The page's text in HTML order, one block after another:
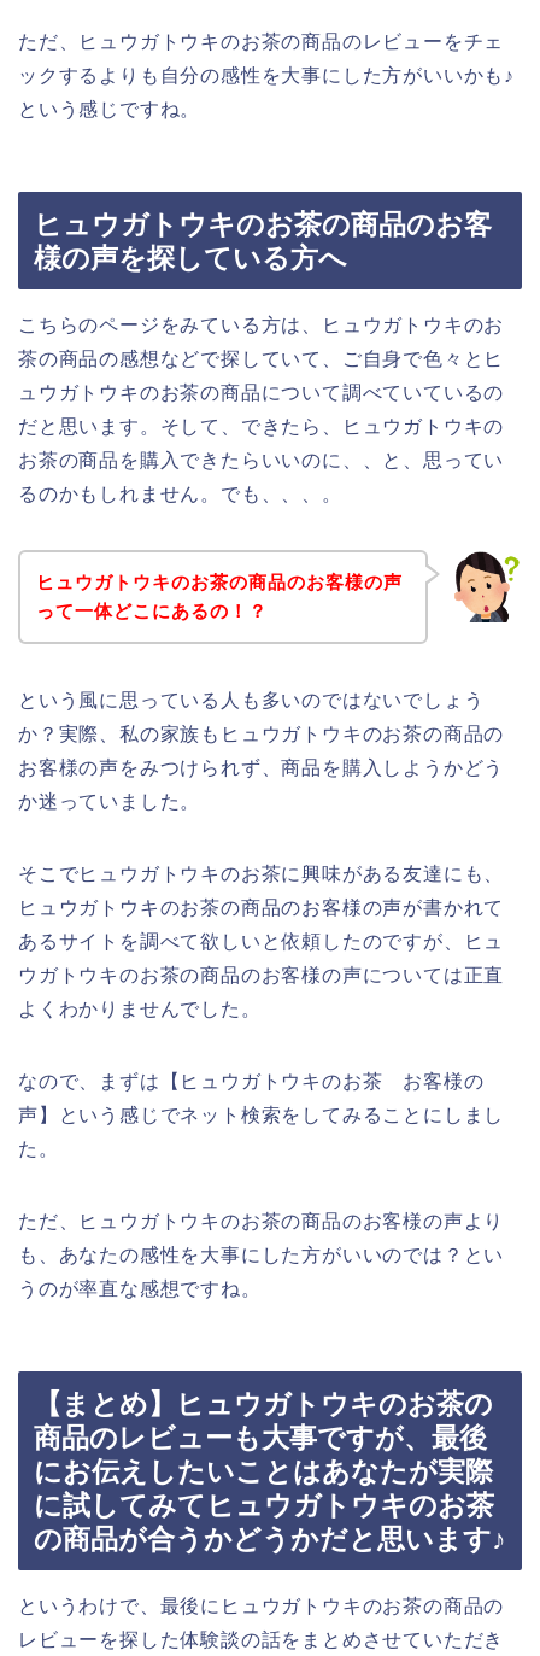
ただ、ヒュウガトウキのお茶の商品のレビューをチェ
ックするよりも自分の感性を大事にした方がいいかも♪
という感じですね。
ヒュウガトウキのお茶の商品のお客
様の声を探している方へ
こちらのページをみている方は、ヒュウガトウキのお
茶の商品の感想などで探していて、ご自身で色々とヒ
ュウガトウキのお茶の商品について調べていているの
だと思います。そして、できたら、ヒュウガトウキの
お茶の商品を購入できたらいいのに、、と、思ってい
るのかもしれません。でも、、、。
ヒュウガトウキのお茶の商品のお客様の声
って一体どこにあるの！？
という風に思っている人も多いのではないでしょう
か？実際、私の家族もヒュウガトウキのお茶の商品の
お客様の声をみつけられず、商品を購入しようかどう
か迷っていました。
そこでヒュウガトウキのお茶に興味がある友達にも、
ヒュウガトウキのお茶の商品のお客様の声が書かれて
あるサイトを調べて欲しいと依頼したのですが、ヒュ
ウガトウキのお茶の商品のお客様の声については正直
よくわかりませんでした。
なので、まずは【ヒュウガトウキのお茶 お客様の
声】という感じでネット検索をしてみることにしまし
た。
ただ、ヒュウガトウキのお茶の商品のお客様の声より
も、あなたの感性を大事にした方がいいのでは？とい
うのが率直な感想ですね。
【まとめ】ヒュウガトウキのお茶の
商品のレビューも大事ですが、最後
にお伝えしたいことはあなたが実際
に試してみてヒュウガトウキのお茶
の商品が合うかどうかだと思います♪
というわけで、最後にヒュウガトウキのお茶の商品の
レビューを探した体験談の話をまとめさせていただき